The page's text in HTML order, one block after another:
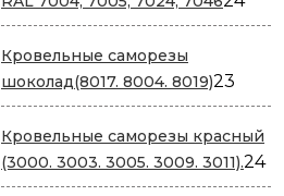
Кровельные саморезы
шоколад(8017. 8004. 8019)23
Кровельные саморезы красный
(3000. 3003. 3005. 3009. 3011).24